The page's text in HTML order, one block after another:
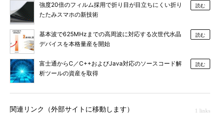
強度20倍のフィルム採用で折り目が目立ちにくい折り
たたみスマホの新技術
読む
基本波で625MHzまでの高周波に対応する次世代水晶
デバイスを本格量産を開始
読む
富士通からC／C++およびJava対応のソースコード解
析ツールの資産を取得
読む
関連リンク（外部サイトに移動します） 1 links